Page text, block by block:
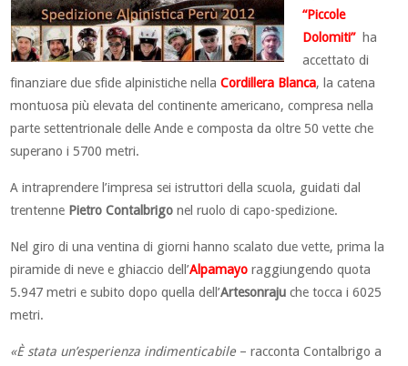
“Piccole
Dolomiti” ha
accettato di
finanziare due sfide alpinistiche nellaCordillera Blanca, la catena
montuosa più elevata del continente americano, compresa nella
parte settentrionale delle Ande e composta da oltre 50 vette che
superano i 5700 metri.
A intraprendere l’impresa sei istruttori della scuola, guidati dal
trentenne Pietro Contalbrigo nel ruolo di capo-spedizione.
Nel giro di una ventina di giorni hanno scalato due vette, prima la
piramide di neve e ghiaccio dell’Alpamayo raggiungendo quota
5.947 metri e subito dopo quella dell’Artesonraju che tocca i 6025
metri.
«È stata un’esperienza indimenticabile – racconta Contalbrigo a